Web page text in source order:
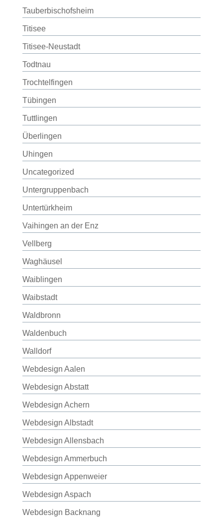
Tauberbischofsheim
Titisee
Titisee-Neustadt
Todtnau
Trochtelfingen
Tübingen
Tuttlingen
Überlingen
Uhingen
Uncategorized
Untergruppenbach
Untertürkheim
Vaihingen an der Enz
Vellberg
Waghäusel
Waiblingen
Waibstadt
Waldbronn
Waldenbuch
Walldorf
Webdesign Aalen
Webdesign Abstatt
Webdesign Achern
Webdesign Albstadt
Webdesign Allensbach
Webdesign Ammerbuch
Webdesign Appenweier
Webdesign Aspach
Webdesign Backnang